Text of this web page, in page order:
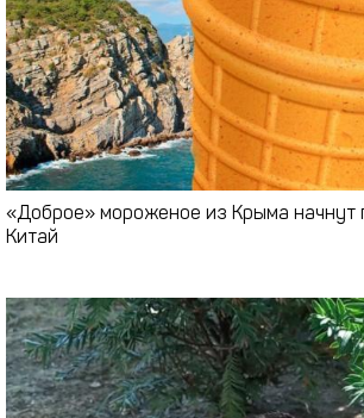
«Доброе» мороженое из Крыма начнут
Китай